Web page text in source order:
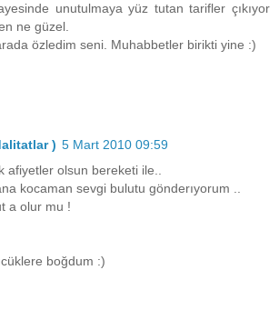
unutulmaya yüz tutan tarifler çıkıyor
ne güzel.
özledim seni. Muhabbetler birikti yine :)
) 5 Mart 2010 09:59
afiyetler olsun bereketi ile..
kocaman sevgi bulutu gönderıyorum ..
a olur mu !
boğdum :)